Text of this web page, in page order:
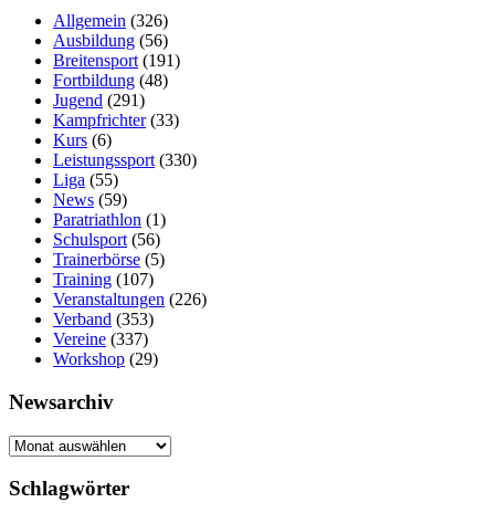
Allgemein (326)
Ausbildung (56)
Breitensport (191)
Fortbildung (48)
Jugend (291)
Kampfrichter(33)
Kurs (6)
Leistungssport (330)
Liga (55)
News (59)
Paratriathlon (1)
Schulsport (56)
Trainerbörse (5)
Training (107)
Veranstaltungen (226)
Verband (353)
Vereine (337)
Workshop (29)
Newsarchiv
Newsarchiv
Schlagwörter